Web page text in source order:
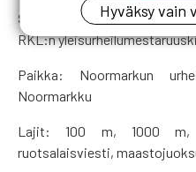
Sunnuntai 14.6.
RKL:n
Paikka: Noormarkun
Noormarkku
Lajit: 100 m, 1000 m,
ruotsalaisviesti,
Hyväksy